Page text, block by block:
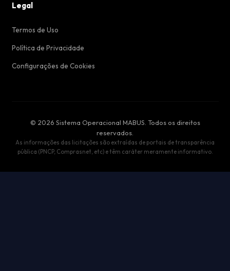
Legal
Termos de Uso
Política de Privacidade
Configurações de Cookies
© 2026 Sistema Operacional MABUS. Todos os direitos
reservados.
As informações das licitações são extraídas de portais de transparência
pública (PNCP, Comprasnet, etc) e têm caráter meramente informativo.